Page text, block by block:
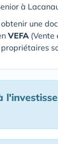
à
une
VEFA (Vente